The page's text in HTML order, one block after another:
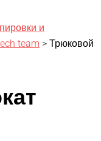
и
team > Трюковой